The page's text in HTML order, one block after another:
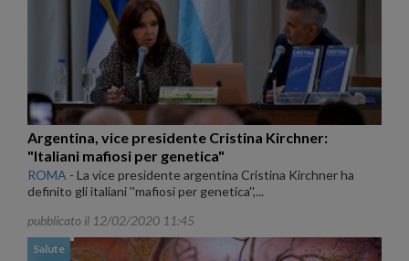
Argentina, vice presidente Cristina Kirchner:
"Italiani mafiosi per genetica"
ROMA - La vice presidente argentina Cristina Kirchner ha
definito gli italiani ''mafiosi per genetica'',...
pubblicato il 12/02/2020 11:45
Salute